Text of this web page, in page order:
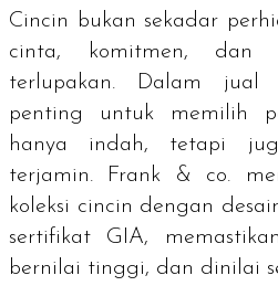
Cincin bukan sekadar
cinta, komitmen, dan
terlupakan. Dalam
penting untuk memilih
hanya indah, tetapi
terjamin. Frank & co.
koleksi cincin dengan
sertifikat GIA,
bernilai tinggi, dan dinilai